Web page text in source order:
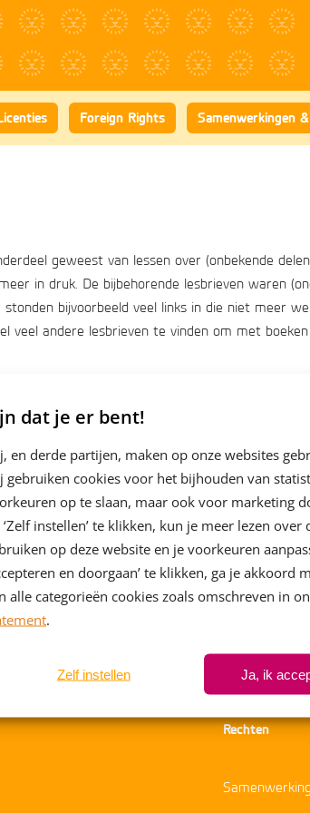
dat je er bent!
en derde partijen, maken op onze websites
gebruiken cookies voor het bijhouden van
op te slaan, maar ook voor marketing
instellen’ te klikken, kun je meer lezen over
op deze website en je voorkeuren
en doorgaan’ te klikken, ga je akkoord
alle categorieën cookies zoals omschreven in
.
Ja, ik
Zelf instellen
Foreign Rights Samenwerkingen
geweest van lessen over (onbekende
in druk. De bijbehorende lesbrieven waren
bijvoorbeeld veel links in die niet meer
veel andere lesbrieven te vinden om met
Blijf op de hoogte via onze
het laatste kinderboekennieuws van
nieuwsbrief van
Ja, ik schrijf me in
Rechten